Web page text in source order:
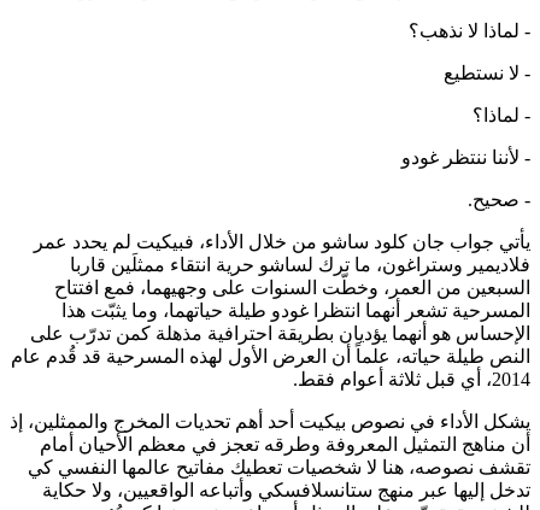
- لماذا لا نذهب؟
- لا نستطيع
- لماذا؟
- لأننا ننتظر غودو
- صحيح.
يأتي جواب جان كلود ساشو من خلال الأداء، فبيكيت لم يحدد عمر
فلاديمير وستراغون، ما ترك لساشو حرية انتقاء ممثلَين قاربا
السبعين من العمر، وخطّت السنوات على وجهيهما، فمع افتتاح
المسرحية تشعر أنهما انتظرا غودو طيلة حياتهما، وما يثبّت هذا
الإحساس هو أنهما يؤديان بطريقة احترافية مذهلة كمن تدرّب على
النص طيلة حياته، علماً أن العرض الأول لهذه المسرحية قد قُدم عام
2014، أي قبل ثلاثة أعوام فقط.
يشكل الأداء في نصوص بيكيت أحد أهم تحديات المخرج والممثلين، إذ
أن مناهج التمثيل المعروفة وطرقه تعجز في معظم الأحيان أمام
تقشف نصوصه، هنا لا شخصيات تعطيك مفاتيح عالمها النفسي كي
تدخل إليها عبر منهج ستانسلافسكي وأتباعه الواقعيين، ولا حكاية